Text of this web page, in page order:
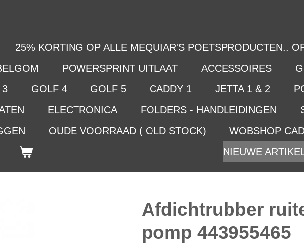
25% KORTING OP ALLE MEQUIAR'S POETSPRODUCTEN..
POWERSPRINT UITLAAT ACCESSOIRES
3 GOLF 4 GOLF 5 CADDY 1 JETTA 1 & 2
ELECTRONICA FOLDERS - HANDLEIDINGEN
OUDE VOORRAAD ( OLD STOCK)
WOBSHOP
NIEUWE
Afdichtrubber
pomp 443955465